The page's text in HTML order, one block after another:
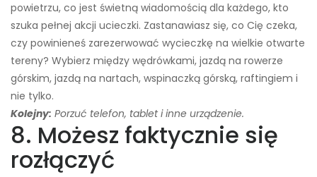
powietrzu, co jest świetną wiadomością dla każdego, kto
szuka pełnej akcji ucieczki. Zastanawiasz się, co Cię czeka,
czy powinieneś zarezerwować wycieczkę na wielkie otwarte
tereny? Wybierz między wędrówkami, jazdą na rowerze
górskim, jazdą na nartach, wspinaczką górską, raftingiem i
nie tylko.
Kolejny: Porzuć telefon, tablet i inne urządzenie.
8. Możesz faktycznie się
rozłączyć